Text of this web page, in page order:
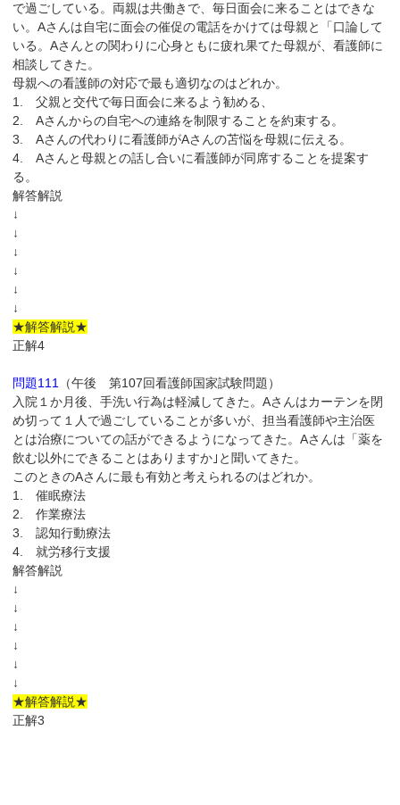
で過ごしている。両親は共働きで、毎日面会に来ることはできな
い。Aさんは自宅に面会の催促の電話をかけては母親と「口論して
いる。Aさんとの関わりに心身ともに疲れ果てた母親が、看護師に
相談してきた。
母親への看護師の対応で最も適切なのはどれか。
1. 父親と交代で毎日面会に来るよう勧める、
2. Aさんからの自宅への連絡を制限することを約束する。
3. Aさんの代わりに看護師がAさんの苫悩を母親に伝える。
4. Aさんと母親との話し合いに看護師が同席することを提案す
る。
解答解説
↓
↓
↓
↓
↓
↓
★解答解説★
正解4
問題111 （午後 第107回看護師国家試験問題）
入院１か月後、手洗い行為は軽減してきた。Aさんはカーテンを閉
め切って１人で過ごしていることが多いが、担当看護師や主治医
とは治療についての話ができるようになってきた。Aさんは「薬を
飲む以外にできることはありますか｣と聞いてきた。
このときのAさんに最も有効と考えられるのはどれか。
1. 催眠療法
2. 作業療法
3. 認知行動療法
4. 就労移行支援
解答解説
↓
↓
↓
↓
↓
↓
★解答解説★
正解3